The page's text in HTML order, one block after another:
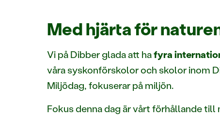
Med hjärta för
Vi på Dibber glada att hafyra
våra syskonförskolor och skolor inom
Miljödag, fokuserar på miljön.
Fokus denna dag är vårt förhållande